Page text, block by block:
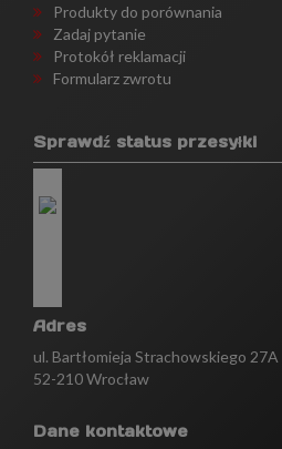
Produkty do porównania
Zadaj pytanie
Protokół reklamacji
Formularz zwrotu
Sprawdź status przesyłki
Adres
ul. Bartłomieja Strachowskiego 27A
52-210 Wrocław
Dane kontaktowe